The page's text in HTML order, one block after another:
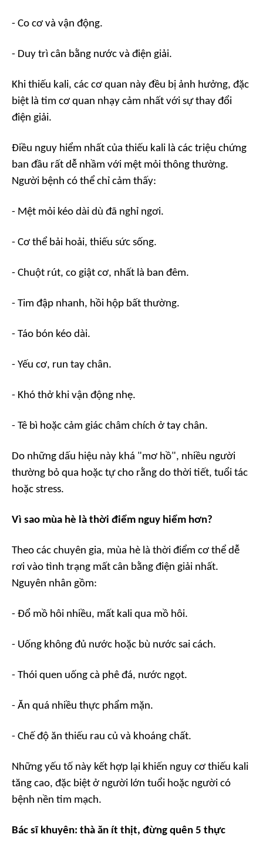
- Co cơ và vận động.
- Duy trì cân bằng nước và điện giải.
Khi thiếu kali, các cơ quan này đều bị ảnh hưởng, đặc
biệt là tim cơ quan nhạy cảm nhất với sự thay đổi
điện giải.
Điều nguy hiểm nhất của thiếu kali là các triệu chứng
ban đầu rất dễ nhầm với mệt mỏi thông thường.
Người bệnh có thể chỉ cảm thấy:
- Mệt mỏi kéo dài dù đã nghỉ ngơi.
- Cơ thể bải hoải, thiếu sức sống.
- Chuột rút, co giật cơ, nhất là ban đêm.
- Tim đập nhanh, hồi hộp bất thường.
- Táo bón kéo dài.
- Yếu cơ, run tay chân.
- Khó thở khi vận động nhẹ.
- Tê bì hoặc cảm giác châm chích ở tay chân.
Do những dấu hiệu này khá "mơ hồ", nhiều người
thường bỏ qua hoặc tự cho rằng do thời tiết, tuổi tác
hoặc stress.
Vì sao mùa hè là thời điểm nguy hiểm hơn?
Theo các chuyên gia, mùa hè là thời điểm cơ thể dễ
rơi vào tình trạng mất cân bằng điện giải nhất.
Nguyên nhân gồm:
- Đổ mồ hôi nhiều, mất kali qua mồ hôi.
- Uống không đủ nước hoặc bù nước sai cách.
- Thói quen uống cà phê đá, nước ngọt.
- Ăn quá nhiều thực phẩm mặn.
- Chế độ ăn thiếu rau củ và khoáng chất.
Những yếu tố này kết hợp lại khiến nguy cơ thiếu kali
tăng cao, đặc biệt ở người lớn tuổi hoặc người có
bệnh nền tim mạch.
Bác sĩ khuyên: thà ăn ít thịt, đừng quên 5 thực